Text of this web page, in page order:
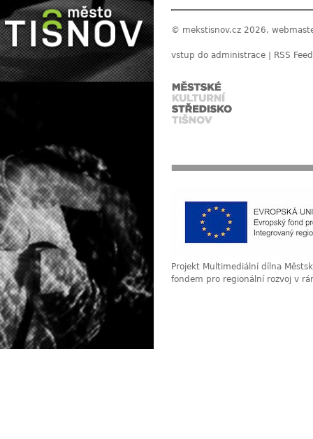
© mekstisnov.cz 2026,
vstup do administrace RSS Feed
Projekt Multimediální dílna
fondem pro regionální rozvoj v